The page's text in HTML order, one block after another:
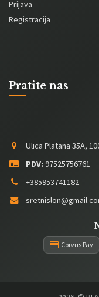
Prijava
Registracija
Pratite nas
Ulica Platana 35A,
PDV: 97525756761
+385953741182
Corvus Pay